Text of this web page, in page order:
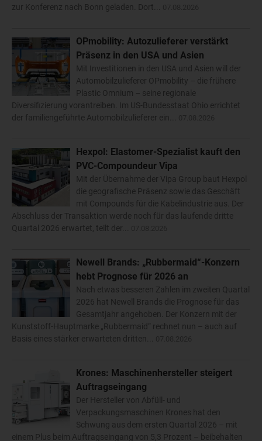
zur Konferenz nach Bonn geladen. Dort...
OPmobility: Autozulieferer verstärkt
Präsenz in den USA und Asien
Mit Investitionen in den USA und Asien will der
Automobilzulieferer OPmobility – die frühere
Plastic Omnium – seine regionale
Diversifizierung vorantreiben. Im US-Bundesstaat Ohio errichtet
der familiengeführte Automobilzulieferer ein...
Hexpol: Elastomer-Spezialist kauft den
PVC-Compoundeur Vipa
Mit der Übernahme der Vipa Group baut Hexpol
die geografische Präsenz sowie das Geschäft
mit Compounds für die Kabelindustrie aus. Der
Abschluss der Transaktion werde noch für das laufende dritte
Quartal 2026 erwartet, teilt der...
Newell Brands: „Rubbermaid“-Konzern
hebt Prognose für 2026 an
Nach etwas besseren Zahlen im zweiten Quartal
2026 hat Newell Brands die Prognose für das
Gesamtjahr angehoben. Der Konzern mit der
Kunststoff-Hauptmarke „Rubbermaid“ rechnet nun – auch auf
Basis eines stärker erwarteten dritten...
Krones: Maschinenhersteller steigert
Auftragseingang
Der Hersteller von Abfüll- und
Verpackungsmaschinen Krones hat den
Schwung aus dem ersten Quartal 2026 – mit
einem Plus beim Auftragseingang von 5,3 Prozent – beibehalten